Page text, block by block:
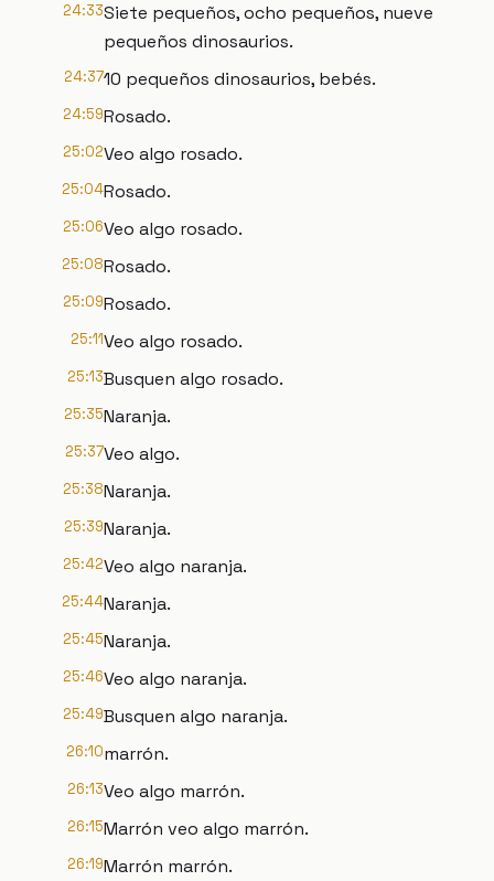
24:33Siete pequeños, ocho pequeños, nueve
pequeños dinosaurios.
24:3710 pequeños dinosaurios, bebés.
24:59Rosado.
25:02Veo algo rosado.
25:04Rosado.
25:06Veo algo rosado.
25:08Rosado.
25:09Rosado.
25:11Veo algo rosado.
25:13Busquen algo rosado.
25:35Naranja.
25:37Veo algo.
25:38Naranja.
25:39Naranja.
25:42Veo algo naranja.
25:44Naranja.
25:45Naranja.
25:46Veo algo naranja.
25:49Busquen algo naranja.
26:10marrón.
26:13Veo algo marrón.
26:15Marrón veo algo marrón.
26:19Marrón marrón.